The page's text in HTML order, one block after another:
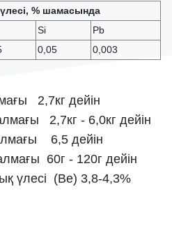
% шамасында
Si
Pb
0,05 0,003
2,7кг дейін
2,7кг - 6,0кг дейін
6,5 дейін
60г - 120г дейін
үлесі (Be) 3,8-4,3%